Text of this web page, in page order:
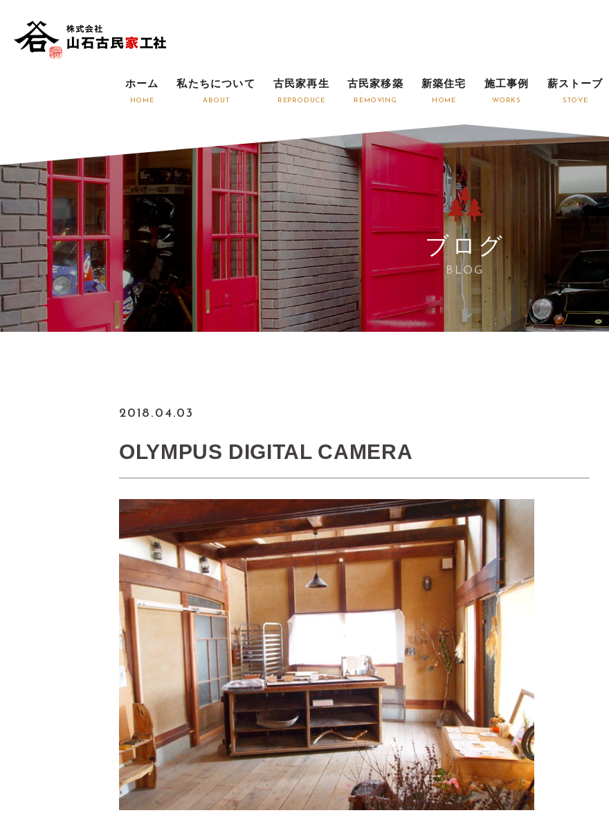
ホーム
HOME
私たちについて
ABOUT
古民家再生
REPRODUCE
古民家移築
REMOVING
新築住宅
HOME
施工事例
WORKS
薪ストーブ
STOVE
ブログ
BLOG
2018.04.03
OLYMPUS DIGITAL CAMERA